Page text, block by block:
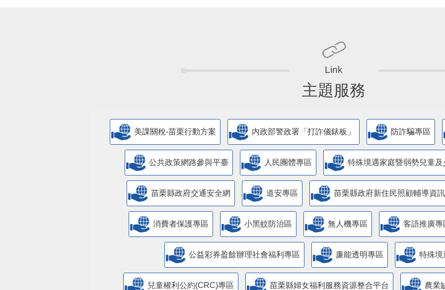
主題服務
美課關稅-苗栗行動方案 內政部警政署「打詐儀錶板」 防詐騙專區
公共政策網路參與平臺 人民團體專區 特殊境遇家庭暨弱勢兒童
苗栗縣政府交通安全網 道安專區 苗栗縣政府新住民照顧輔導資
消費者保護專區 小黑蚊防治區 無人機專區 客語推廣專
公益彩券盈餘辦理社會福利專區 廉能透明專區 特殊境
兒童權利公約(CRC)專區 苗栗縣婦女福利服務資源整合平台 農業